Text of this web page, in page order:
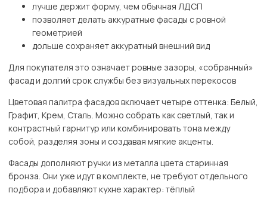
лучше держит форму, чем обычная ЛДСП
позволяет делать аккуратные фасады с ровной
геометрией
дольше сохраняет аккуратный внешний вид
Для покупателя это означает ровные зазоры, «собранный»
фасад и долгий срок службы без визуальных перекосов
Цветовая палитра фасадов включает четыре оттенка: Белый,
Графит, Крем, Сталь. Можно собрать как светлый, так и
контрастный гарнитур или комбинировать тона между
собой, разделяя зоны и создавая мягкие акценты.
Фасады дополняют ручки из металла цвета старинная
бронза. Они уже идут в комплекте, не требуют отдельного
подбора и добавляют кухне характер: тёплый